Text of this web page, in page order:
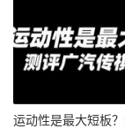
运动性是最大短板